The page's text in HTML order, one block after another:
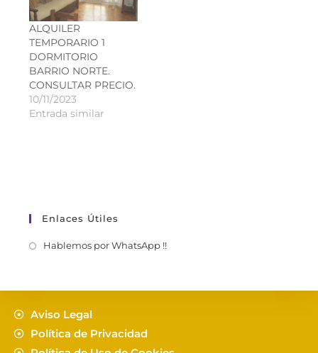
ALQUILER
TEMPORARIO 1
DORMITORIO
BARRIO NORTE.
CONSULTAR PRECIO.
10/11/2023
Entrada similar
Enlaces Útiles
Hablemos por WhatsApp !!
Aviso Legal
Política de Privacidad